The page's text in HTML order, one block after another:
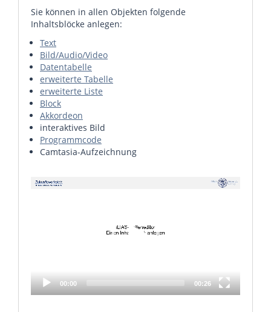
Sie können in allen Objekten folgende
Inhaltsblöcke anlegen:
Text
Bild/Audio/Video
Datentabelle
erweiterte Tabelle
erweiterte Liste
Block
Akkordeon
interaktives Bild
Programmcode
Camtasia-Aufzeichnung
Video
00:00 00:26